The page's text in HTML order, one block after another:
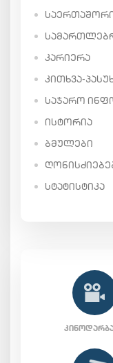
ᲙᲐᲠᲘᲔᲠᲐ
ᲙᲘᲗᲮᲕᲐ-
ᲡᲐᲯᲐᲠᲝ
ᲘᲡᲢᲝᲠᲘᲐ
ᲑᲛᲣᲚᲔᲑᲘ
ᲡᲢᲐᲢᲘᲡᲢᲘᲙᲐ